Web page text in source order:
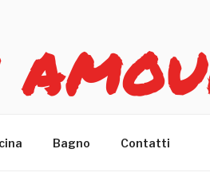
Bagno Contatti